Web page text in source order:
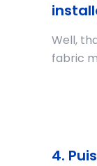
Well,
fabric
4.